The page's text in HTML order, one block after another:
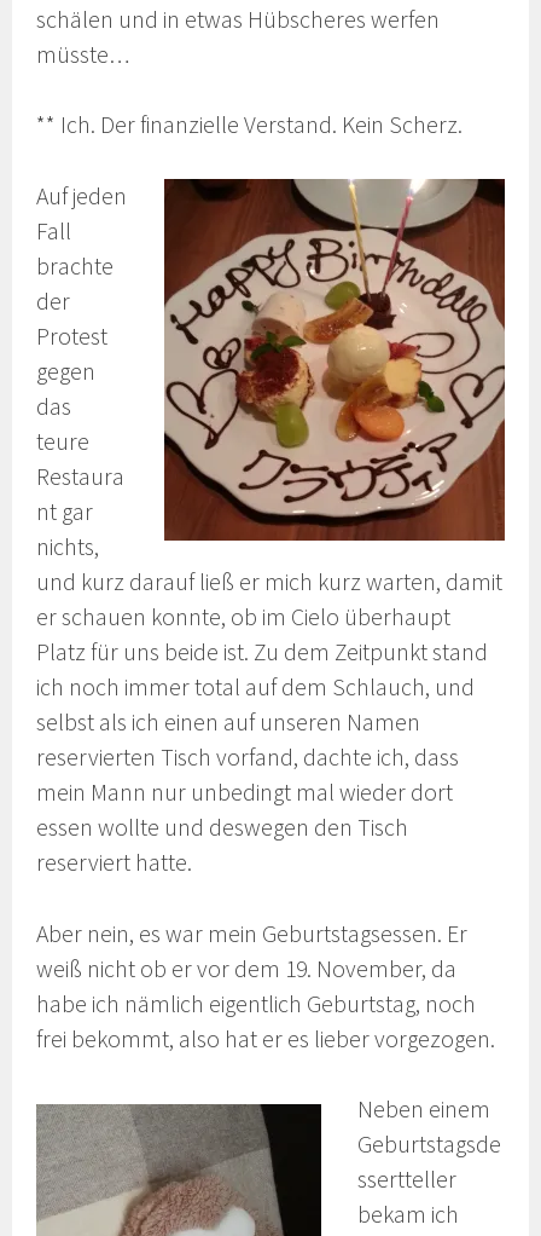
schälen und in etwas Hübscheres werfen
müsste…
** Ich. Der finanzielle Verstand. Kein Scherz.
Auf jeden
Fall
brachte
der
Protest
gegen
das
teure
Restaura
nt gar
nichts,
und kurz darauf ließ er mich kurz warten, damit
er schauen konnte, ob im Cielo überhaupt
Platz für uns beide ist. Zu dem Zeitpunkt stand
ich noch immer total auf dem Schlauch, und
selbst als ich einen auf unseren Namen
reservierten Tisch vorfand, dachte ich, dass
mein Mann nur unbedingt mal wieder dort
essen wollte und deswegen den Tisch
reserviert hatte.
Aber nein, es war mein Geburtstagsessen. Er
weiß nicht ob er vor dem 19. November, da
habe ich nämlich eigentlich Geburtstag, noch
frei bekommt, also hat er es lieber vorgezogen.
Neben einem
Geburtstagsde
ssertteller
bekam ich